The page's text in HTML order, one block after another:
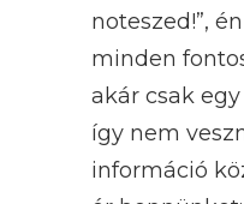
noteszed!”,
minden
akár csak
így nem
információ